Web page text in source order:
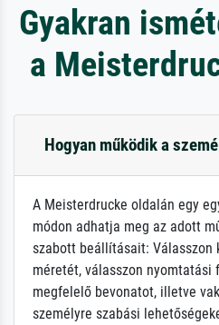
Gyakran
a
Hogyan működik a
A Meisterdrucke oldalán egy
módon adhatja meg az adott
szabott beállításait: Válasszon
méretét, válasszon nyomtatási
megfelelő bevonatot, illetve
személyre szabási